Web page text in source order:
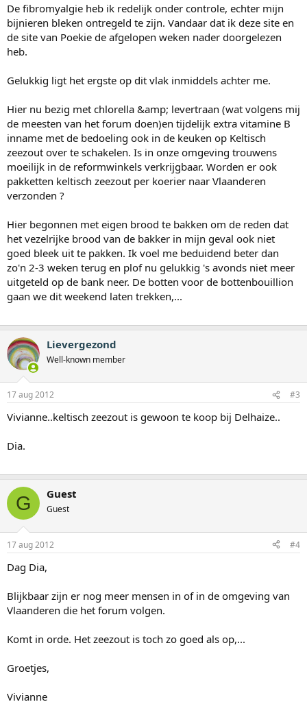
De fibromyalgie heb ik redelijk onder controle, echter mijn
bijnieren bleken ontregeld te zijn. Vandaar dat ik deze site en
de site van Poekie de afgelopen weken nader doorgelezen
heb.
Gelukkig ligt het ergste op dit vlak inmiddels achter me.
Hier nu bezig met chlorella &amp; levertraan (wat volgens mij
de meesten van het forum doen)en tijdelijk extra vitamine B
inname met de bedoeling ook in de keuken op Keltisch
zeezout over te schakelen. Is in onze omgeving trouwens
moeilijk in de reformwinkels verkrijgbaar. Worden er ook
pakketten keltisch zeezout per koerier naar Vlaanderen
verzonden ?
Hier begonnen met eigen brood te bakken om de reden dat
het vezelrijke brood van de bakker in mijn geval ook niet
goed bleek uit te pakken. Ik voel me beduidend beter dan
zo'n 2-3 weken terug en plof nu gelukkig 's avonds niet meer
uitgeteld op de bank neer. De botten voor de bottenbouillion
gaan we dit weekend laten trekken,...
Lievergezond
Well-known member
17 aug 2012 #3
Vivianne..keltisch zeezout is gewoon te koop bij Delhaize..
Dia.
G Guest
Guest
17 aug 2012 #4
Dag Dia,
Blijkbaar zijn er nog meer mensen in of in de omgeving van
Vlaanderen die het forum volgen.
Komt in orde. Het zeezout is toch zo goed als op,...
Groetjes,
Vivianne